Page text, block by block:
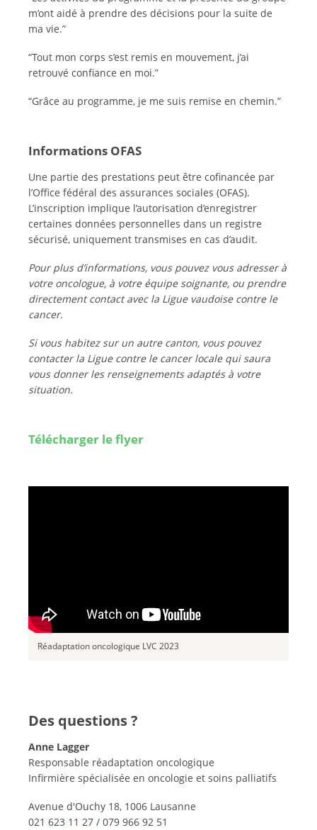
m’ont aidé à prendre des décisions pour la suite de
ma vie.”
“Tout mon corps s’est remis en mouvement, j’ai
retrouvé confiance en moi.”
“Grâce au programme, je me suis remise en chemin.”
Informations OFAS
Une partie des prestations peut être cofinancée par
l’Office fédéral des assurances sociales (OFAS).
L’inscription implique l’autorisation d’enregistrer
certaines données personnelles dans un registre
sécurisé, uniquement transmises en cas d’audit.
Pour plus d’informations, vous pouvez vous adresser à
votre oncologue, à votre équipe soignante, ou prendre
directement contact avec la Ligue vaudoise contre le
cancer.
Si vous habitez sur un autre canton, vous pouvez
contacter la Ligue contre le cancer locale qui saura
vous donner les renseignements adaptés à votre
situation.
Télécharger le flyer
Réadaptation oncologique LVC 2023
Des questions ?
Anne Lagger
Responsable réadaptation oncologique
Infirmière spécialisée en oncologie et soins palliatifs
Avenue d'Ouchy 18, 1006 Lausanne
021 623 11 27 / 079 966 92 51